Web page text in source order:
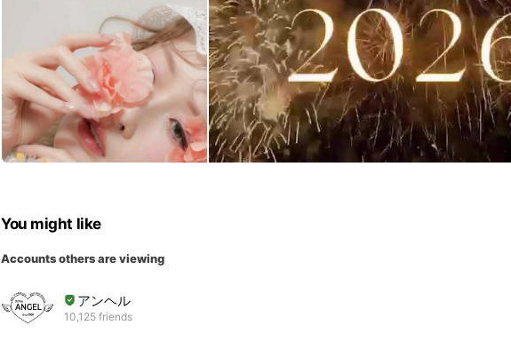
You might like
Accounts others are viewing
アンヘル
10,125 friends